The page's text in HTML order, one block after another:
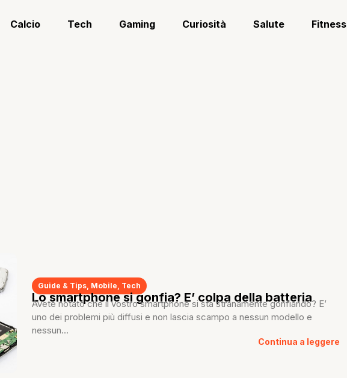
Calcio Tech Gaming Curiosità Salute Fitness
Guide & Tips, Mobile, Tech
Lo smartphone si gonfia? E’ colpa della batteria
Avete notato che il vostro smartphone si sta stranamente gonfiando? E’
uno dei problemi più diffusi e non lascia scampo a nessun modello e
nessun...
Continua a leggere